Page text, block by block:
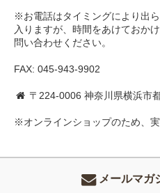
※お電話はタイミングにより出
入りますが、時間をあけておか
問い合わせください。
FAX: 045-943-9902
〒224-0006 神奈川県横浜市
※オンラインショップのため、実
メールマガ